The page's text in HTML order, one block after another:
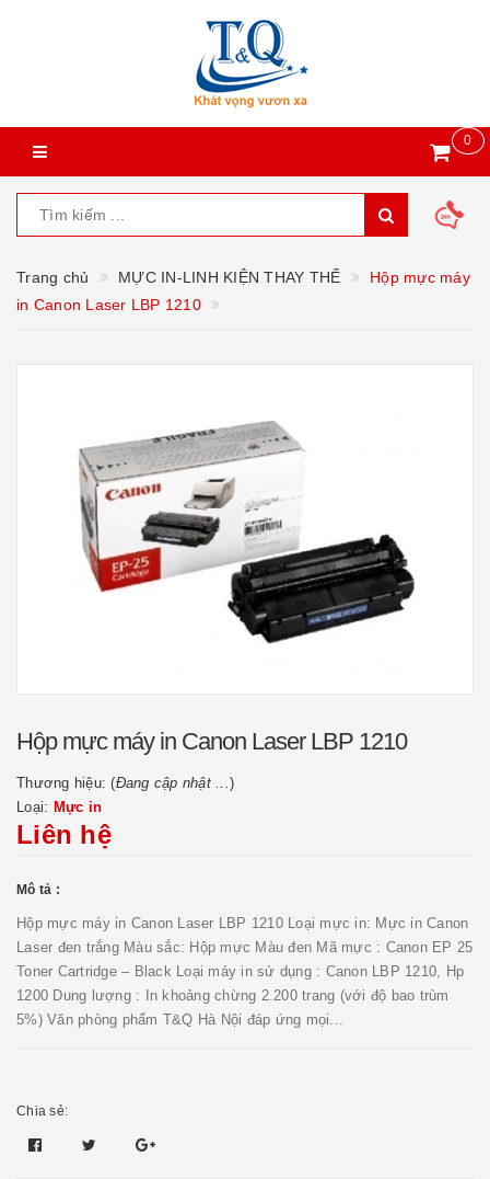
0
Trang chủ MỰC IN-LINH KIỆN THAY THẾ
Hộp mực máy
in Canon Laser LBP 1210
Hộp mực máy in Canon Laser LBP 1210
Thương hiệu: (Đang cập nhật ...)
Loại: Mực in
Liên hệ
Mô tả :
Hộp mực máy in Canon Laser LBP 1210 Loại mực in: Mực in Canon
Laser đen trắng Màu sắc: Hộp mực Màu đen Mã mực : Canon EP 25
Toner Cartridge – Black Loại máy in sử dụng : Canon LBP 1210, Hp
1200 Dung lượng : In khoảng chừng 2.200 trang (với độ bao trùm
5%) Văn phòng phẩm T&Q Hà Nội đáp ứng mọi...
Chia sẻ: